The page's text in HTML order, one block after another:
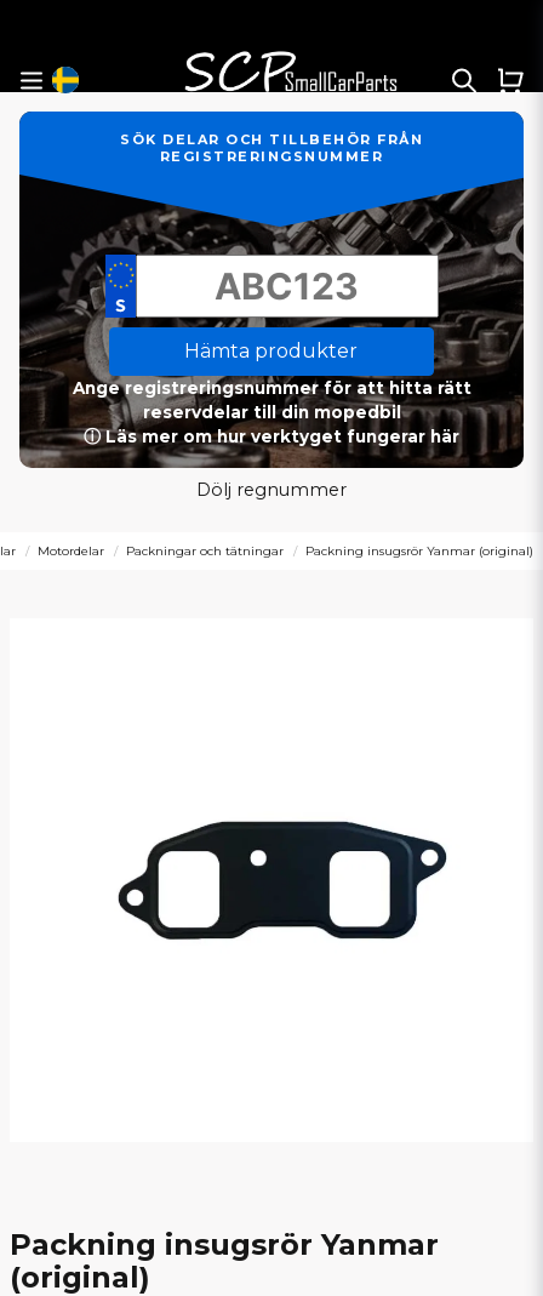
SÖK DELAR OCH TILLBEHÖR FRÅN
REGISTRERINGSNUMMER
Hämta produkter
Ange registreringsnummer för att hitta rätt
reservdelar till din mopedbil
ⓘ Läs mer om hur verktyget fungerar här
Dölj regnummer
Motordelar Packningar och tätningar Packning insugsrör Yanmar (original)
Packning insugsrör Yanmar
(original)